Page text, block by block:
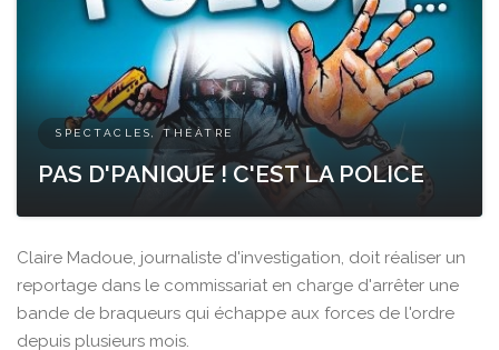
SPECTACLES, THÉÂTRE
PAS D'PANIQUE ! C'EST LA POLICE
Claire Madoue, journaliste d'investigation, doit réaliser un
reportage dans le commissariat en charge d'arrêter une
bande de braqueurs qui échappe aux forces de l'ordre
depuis plusieurs mois.